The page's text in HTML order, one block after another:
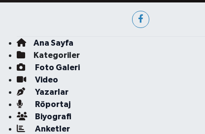
Ana Sayfa
Kategoriler
Foto Galeri
Video
Yazarlar
Röportaj
Biyografi
Anketler